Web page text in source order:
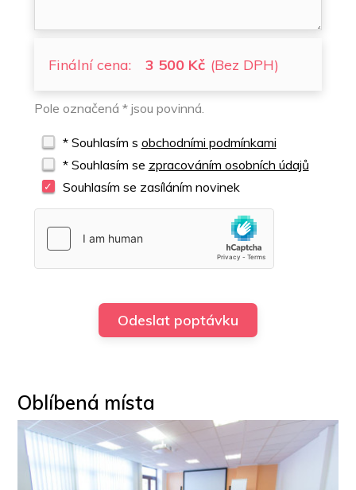
Finální cena: 3 500 Kč (Bez DPH)
Pole označená * jsou povinná.
* Souhlasím s obchodními podmínkami
* Souhlasím se zpracováním osobních údajů
Souhlasím se zasíláním novinek
Oblíbená místa